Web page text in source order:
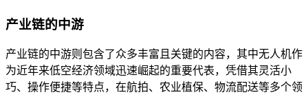
产业链的中游
产业链的中游则包含了众多丰富且关键的内容，其中无人机作
为近年来低空经济领域迅速崛起的重要代表，凭借其灵活小
巧、操作便捷等特点，在航拍、农业植保、物流配送等多个领